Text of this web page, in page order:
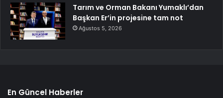
Tarım ve Orman Bakanı Yumaklı’dan
Başkan Er’in projesine tam not
Ağustos 5, 2026
En Güncel Haberler